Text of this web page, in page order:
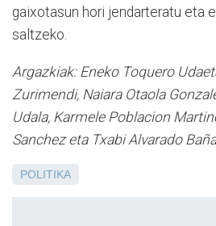
gaixotasun hori jendarteratu eta
saltzeko.
Argazkiak: Eneko Toquero
Zurimendi, Naiara Otaola
Udala, Karmele Poblacion
Sanchez eta Txabi Alvarado
POLITIKA